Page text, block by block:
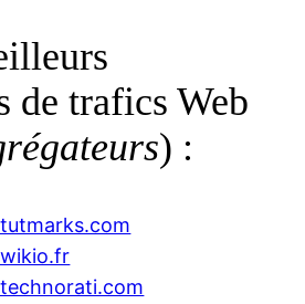
de trafics Web
) :